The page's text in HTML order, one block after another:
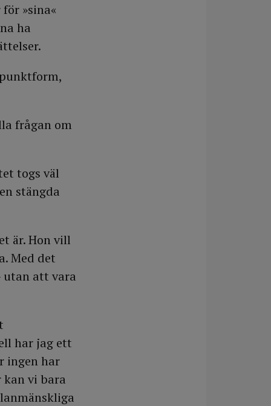
»sina«
ha
frågan om
togs väl
stängda
är. Hon vill
Med det
utan att vara
har jag ett
ingen har
vi bara